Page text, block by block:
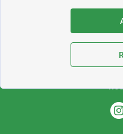
Email:
Horário
De